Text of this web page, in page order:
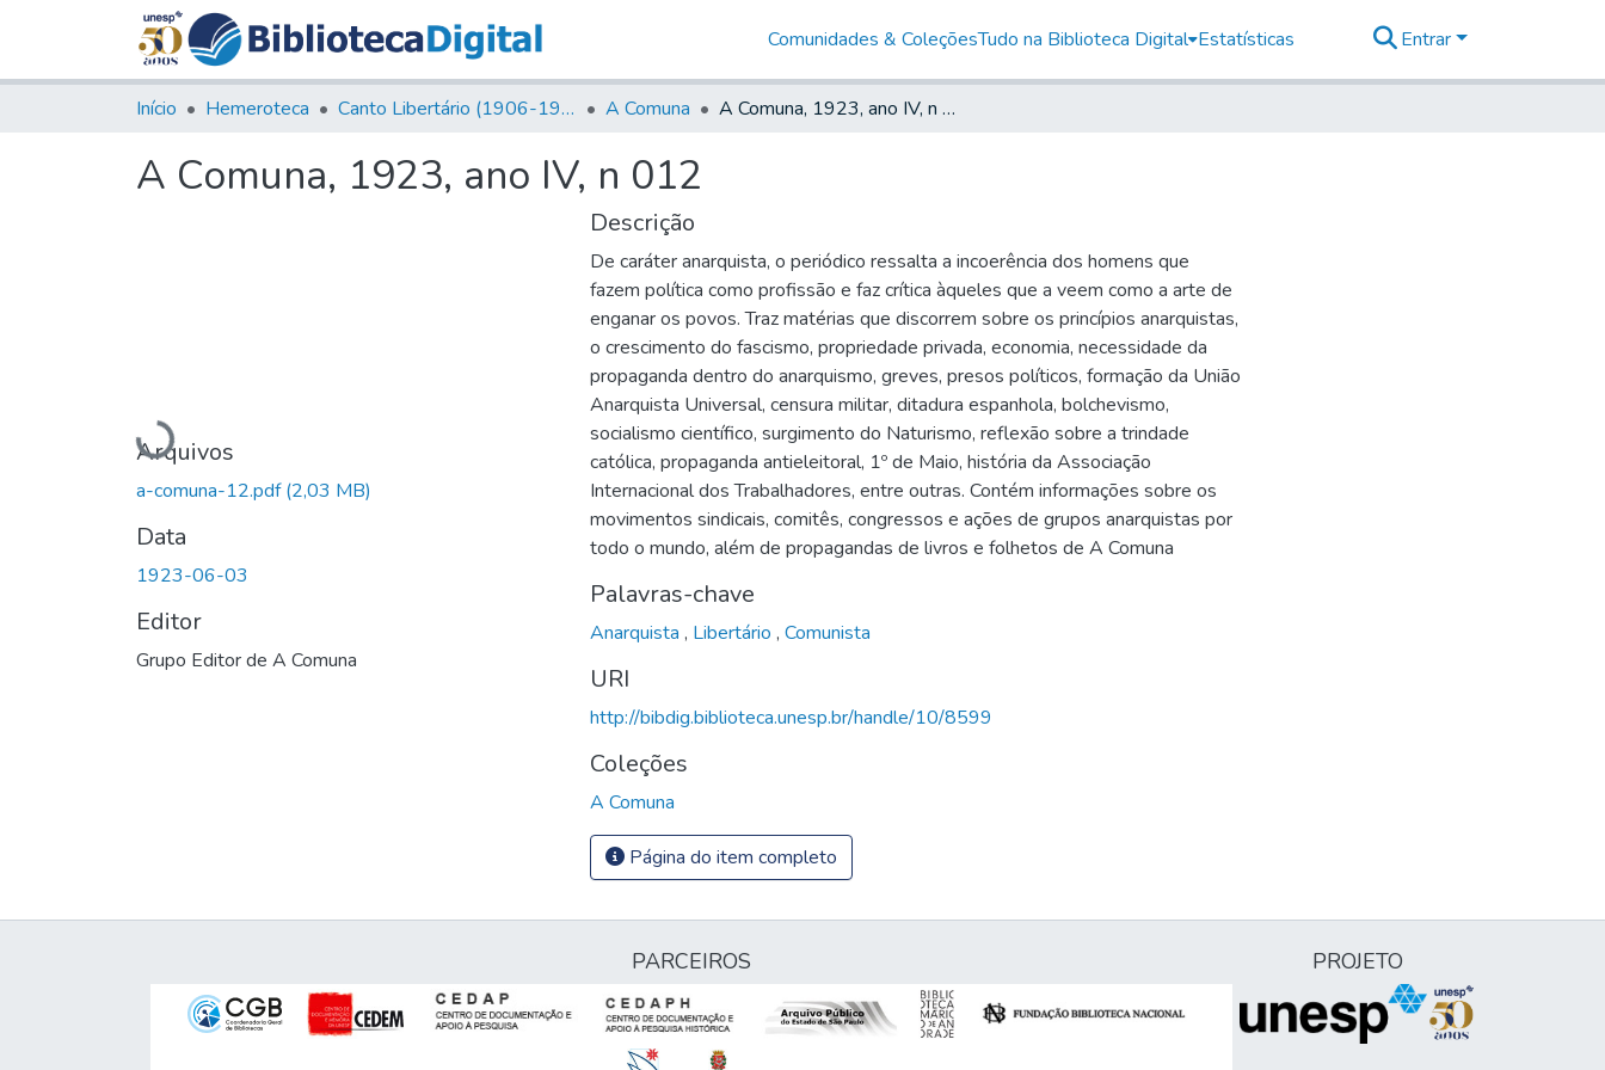
Comunidades & ColeçõesTudo na Biblioteca Digital Estatísticas Entrar
Início Hemeroteca Canto Libertário (1906-1995) A Comuna A Comuna, 1923, ano IV, n 012
A Comuna, 1923, ano IV, n 012
Carregando...
Arquivos
a-comuna-12.pdf(2,03 MB)
Data
1923-06-03
Editor
Grupo Editor de A Comuna
Descrição
De caráter anarquista, o periódico ressalta a incoerência dos homens que
fazem política como profissão e faz crítica àqueles que a veem como a arte de
enganar os povos. Traz matérias que discorrem sobre os princípios anarquistas,
o crescimento do fascismo, propriedade privada, economia, necessidade da
propaganda dentro do anarquismo, greves, presos políticos, formação da União
Anarquista Universal, censura militar, ditadura espanhola, bolchevismo,
socialismo científico, surgimento do Naturismo, reflexão sobre a trindade
católica, propaganda antieleitoral, 1º de Maio, história da Associação
Internacional dos Trabalhadores, entre outras. Contém informações sobre os
movimentos sindicais, comitês, congressos e ações de grupos anarquistas por
todo o mundo, além de propagandas de livros e folhetos de A Comuna
Palavras-chave
Anarquista , Libertário , Comunista
URI
http://bibdig.biblioteca.unesp.br/handle/10/8599
Coleções
A Comuna
Página do item completo
PARCEIROS PROJETO